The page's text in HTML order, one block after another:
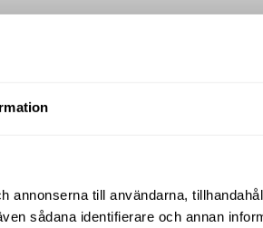
annonserna till användarna,
sådana identifierare och annan
4